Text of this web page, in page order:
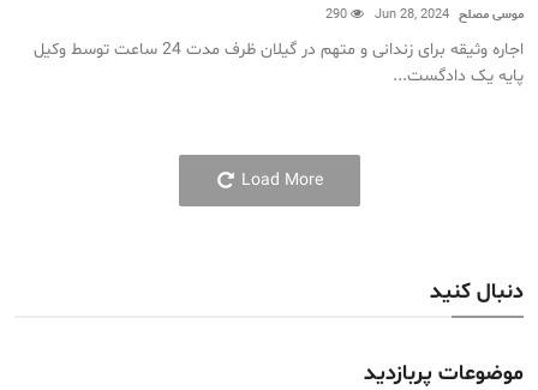
موسی مصلح Jun 28, 2024
اجاره وثیقه برای زندانی و متهم در گیلان ظرف مدت 24 ساعت توسط وکیل
پایه یک دادگست...
Load More
دنبال کنید
موضوعات پربازدید